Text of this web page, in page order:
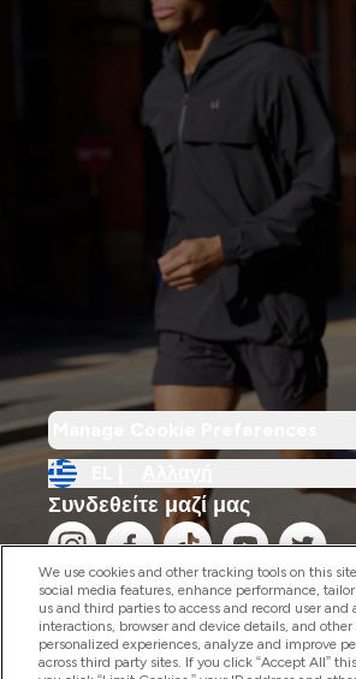
Συνδεθείτε μαζί μας
2026 The Hut.com Ltd
We use cookies and other tracking tools on this
social media features, enhance performance,
us and third parties to access and record user
interactions, browser and device details, and
personalized experiences, analyze and improve
across third party sites. If you click “Accept All”